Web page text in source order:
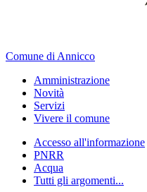
Comune di Annicco
Amministrazione
Novità
Servizi
Vivere il comune
Accesso all'informazione
PNRR
Acqua
Tutti gli argomenti...